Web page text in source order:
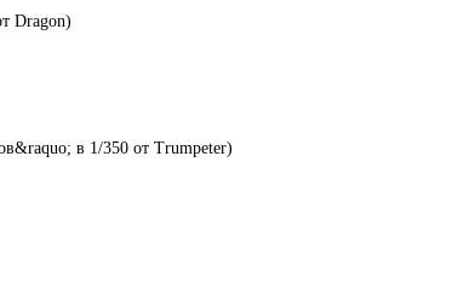
Dragon)
в 1/350 от Trumpeter)